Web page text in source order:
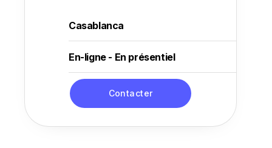
Casablanca
En-ligne - En présentiel
Contacter